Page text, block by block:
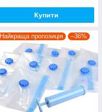
Купити
Найкраща пропозиція –36%